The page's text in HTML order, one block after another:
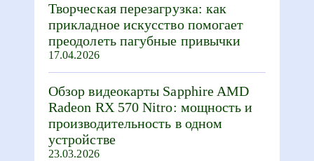
Творческая перезагрузка: как
прикладное искусство помогает
преодолеть пагубные привычки
17.04.2026
Обзор видеокарты Sapphire AMD
Radeon RX 570 Nitro: мощность и
производительность в одном
устройстве
23.03.2026